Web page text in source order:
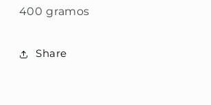
400 gramos
Share